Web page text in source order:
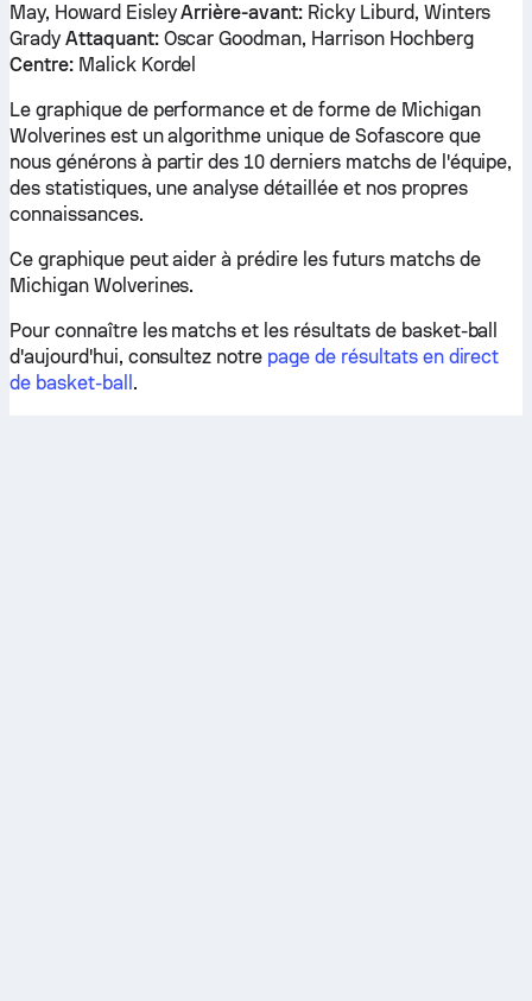
May, Howard EisleyArrière-avant: Ricky Liburd, Winters
Grady Attaquant:Oscar Goodman, Harrison Hochberg
Centre:Malick Kordel
Le graphique de performance et de forme de Michigan
Wolverines est un algorithme unique de Sofascore que
nous générons à partir des 10 derniers matchs de l'équipe,
des statistiques, une analyse détaillée et nos propres
connaissances.
Ce graphique peut aider à prédire les futurs matchs de
Michigan Wolverines.
Pour connaître les matchs et les résultats de basket-ball
d'aujourd'hui, consultez notre page de résultats en direct
de basket-ball .